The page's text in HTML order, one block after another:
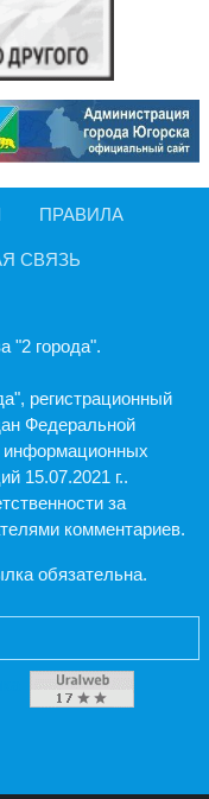
ПРАВИЛА
СВЯЗЬ
"2 города".
регистрационный
Федеральной
информационных
15.07.2021 г..
за
комментариев.
обязательна.